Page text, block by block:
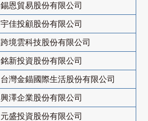
錫恩貿易股份有限公司
宇佳投顧股份有限公司
跨境雲科技股份有限公司
銘新投資股份有限公司
台灣金錨國際生活股份有限公司
興澤企業股份有限公司
元盛投資股份有限公司